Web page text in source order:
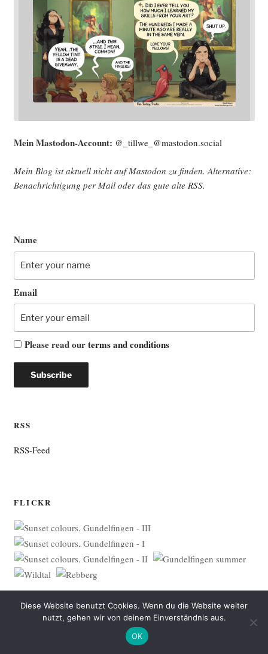
Mein Mast­o­don-Account: @_tillwe_@mastodon.social
Mein Blog ist aktu­ell nicht auf Mast­o­don zu fin­den. Alter­na­ti­ve:
Benach­rich­ti­gung per Mail oder das gute alte RSS.
Name
Email
Please read ourterms and conditions
RSS
RSS-Feed
FLICKR
Mehr bei Flickr …
Diese Website benutzt Cookies. Wenn du die Website weiter
nutzt, gehen wir von deinem Einverständnis aus.
OK